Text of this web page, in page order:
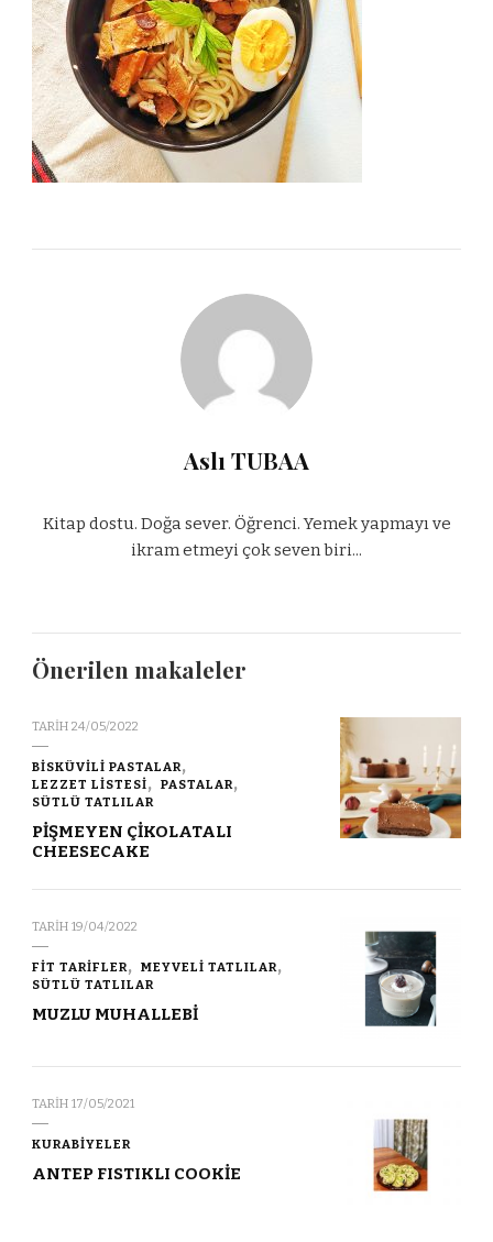
Aslı TUBAA
Kitap dostu. Doğa sever. Öğrenci. Yemek yapmayı ve
ikram etmeyi çok seven biri...
Önerilen makaleler
TARIH 24/05/2022
BİSKÜVİLİ PASTALAR
LEZZET LİSTESİ
PASTALAR
SÜTLÜ TATLILAR
PİŞMEYEN ÇİKOLATALI
CHEESECAKE
TARIH 19/04/2022
FİT TARİFLER
MEYVELİ TATLILAR
SÜTLÜ TATLILAR
MUZLU MUHALLEBİ
TARIH 17/05/2021
KURABİYELER
ANTEP FISTIKLI COOKİE